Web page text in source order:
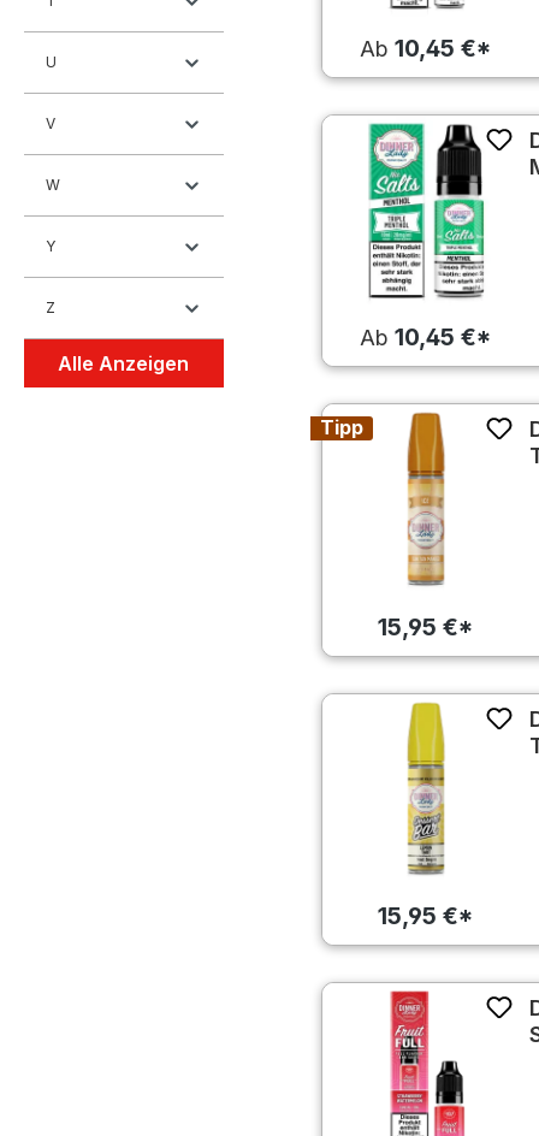
U
V
W
Y
Z
Alle Anzeigen
Ab10,45 €*
Ab10,45 €*
Tipp
15,95 €*
15,95 €*